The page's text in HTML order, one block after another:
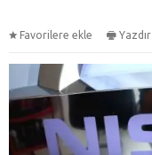
Favorilere ekle Yazdır